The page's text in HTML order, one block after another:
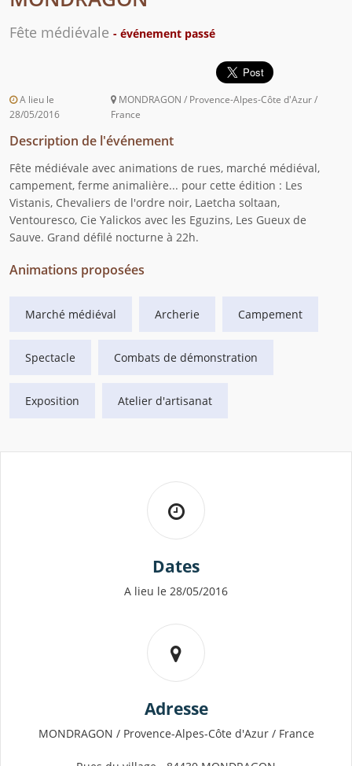
Fête médiévale - événement passé
A lieu le
28/05/2016
MONDRAGON / Provence-Alpes-Côte d'Azur /
France
Description de l'événement
Fête médiévale avec animations de rues, marché médiéval,
campement, ferme animalière... pour cette édition : Les
Vistanis, Chevaliers de l'ordre noir, Laetcha soltaan,
Ventouresco, Cie Yalickos avec les Eguzins, Les Gueux de
Sauve. Grand défilé nocturne à 22h.
Animations proposées
Marché médiéval Archerie Campement
Spectacle Combats de démonstration
Exposition Atelier d'artisanat
Dates
A lieu le 28/05/2016
Adresse
MONDRAGON / Provence-Alpes-Côte d'Azur / France